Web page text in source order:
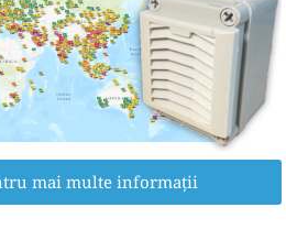
mai multe informații